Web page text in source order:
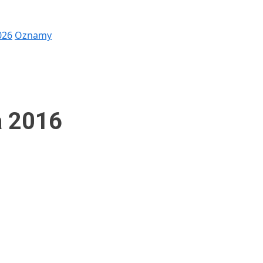
Oznamy
2016